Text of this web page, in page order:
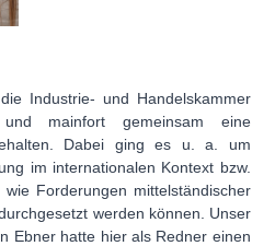
Industrie- und Handelskammer
mainfort gemeinsam eine
Dabei ging es u. a. um
im internationalen Kontext bzw.
Forderungen mittelständischer
werden können. Unser
Ebner hatte hier als Redner einen